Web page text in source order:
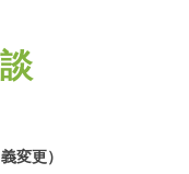
変更）